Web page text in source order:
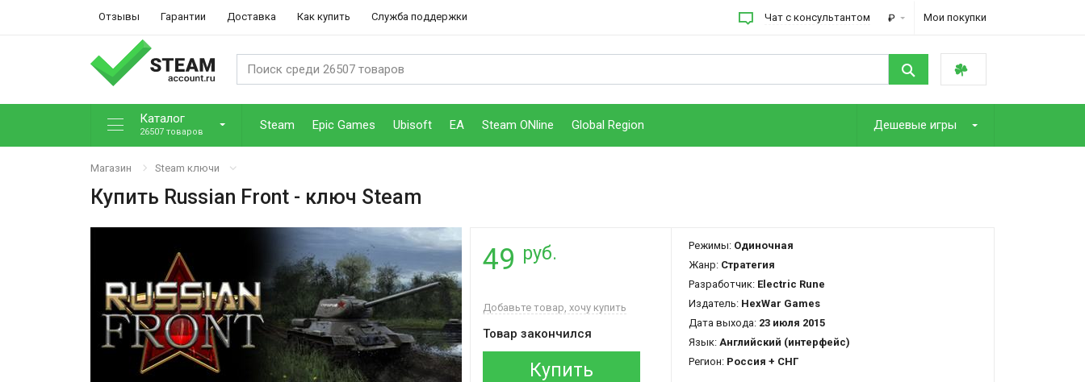
Отзывы Гарантии Доставка Как купить Служба поддержки Чат с консультантом ₽ Мои покупки
Каталог
26507 товаров Steam Epic Games Ubisoft EA Steam ONline Global Region Дешевые игры
Магазин Steam ключи
Купить Russian Front - ключ Steam
49 руб.
Добавьте товар, хочу купить
Товар закончился
Купить
Режимы: Одиночная
Жанр: Стратегия
Разработчик: Electric Rune
Издатель: HexWar Games
Дата выхода: 23 июля 2015
Язык: Английский (интерфейс)
Регион: Россия + СНГ